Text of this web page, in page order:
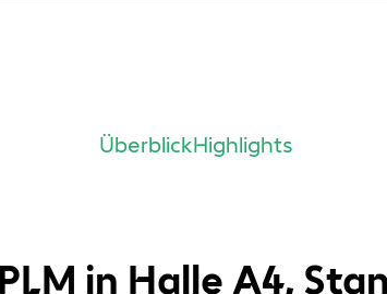
ÜberblickHighlights
in Halle A4,